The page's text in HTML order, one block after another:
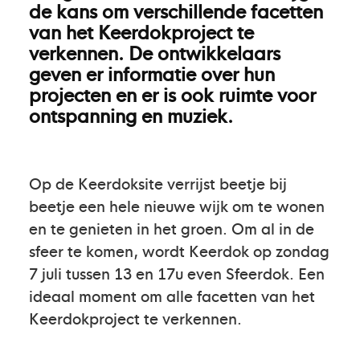
de kans om verschillende facetten
van het Keerdokproject te
verkennen. De ontwikkelaars
geven er informatie over hun
projecten en er is ook ruimte voor
ontspanning en muziek.
Op de Keerdoksite verrijst beetje bij
beetje een hele nieuwe wijk om te wonen
en te genieten in het groen. Om al in de
sfeer te komen, wordt Keerdok op zondag
7 juli tussen 13 en 17u even Sfeerdok. Een
ideaal moment om alle facetten van het
Keerdokproject te verkennen.